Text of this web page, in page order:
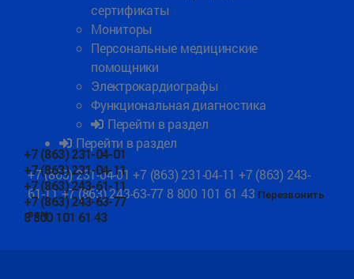
сертификаты
Мониторы
Персональные медицинские
помощники
Электрокардиографы
Функциональная диагностика
Перейти в раздел
Перейти в раздел
+7 (863) 231-04-01
+7 (863) 231-04-11
+7 (863) 243-61-11
+7 (863) 243-63-77
8 800 101 61 43
+7 (863) 231-04-01 +7 (863) 231-04-11 +7 (863) 243-
61-11+7 (863) 243-63-77 8 800 101 61 43 Перезвонить
вам